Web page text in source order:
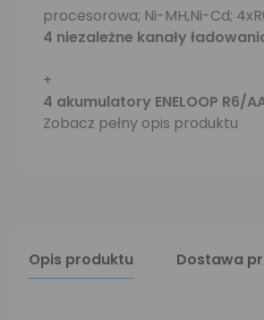
procesorowa; Ni-MH,Ni-Cd;
4 niezależne kanały
+
4 akumulatory ENELOOP R6/
Zobacz pełny opis produktu
Opis produktu Dostawa